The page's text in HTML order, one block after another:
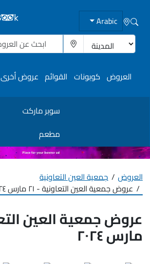
Arabic
العروض كوبونات القوائم عروض أخرى
سوبر ماركت
مطعم
العروض
جمعية العين التعاونية
عروض جمعية العين التعاونية - ٢١ مارس ٢٠٢٤
مارس ٢٠٢٤